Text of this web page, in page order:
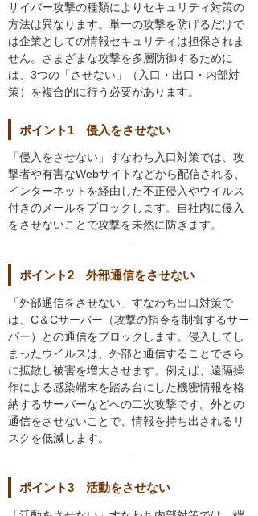
サイバー攻撃の種類によりセキュリティ対策の
方法は異なります。単一の攻撃を防げるだけで
は企業としての情報セキュリティは担保されま
せん。さまざまな攻撃を多層防御するために
は、3つの「させない」（入口・出口・内部対
策）を複合的に行う必要があります。
ポイント1 侵入をさせない
「侵入をさせない」すなわち入口対策では、攻
撃者や有害なWebサイトなどから配信される、
インターネットを経由した不正侵入やウイルス
付きのメールをブロックします。自社内に侵入
をさせないことで攻撃を未然に防ぎます。
ポイント2 外部通信をさせない
「外部通信をさせない」すなわち出口対策で
は、C＆Cサーバー（攻撃の指令を制御するサー
バー）との通信をブロックします。侵入してし
まったウイルスは、外部と通信することでさら
に拡散し被害を増大させます。例えば、遠隔操
作による感染端末を踏み台にした機密情報を格
納するサーバーなどへの二次攻撃です。外との
通信をさせないことで、情報を持ち出されるリ
スクを低減します。
ポイント3 活動をさせない